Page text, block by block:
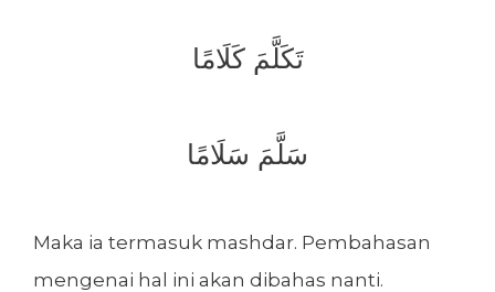
تَكَلَّمَ كَلَامًا
سَلَّمَ سَلَامًا
Maka ia termasuk mashdar. Pembahasan
mengenai hal ini akan dibahas nanti.